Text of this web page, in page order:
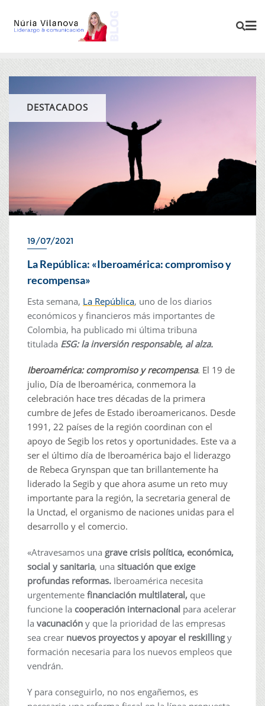
DESTACADOS
19/07/2021
La República: «Iberoamérica: compromiso y
recompensa»
Esta semana, La República, uno de los diarios
económicos y financieros más importantes de
Colombia, ha publicado mi última tribuna
titulada ESG: la inversión responsable, al alza.
Iberoamérica: compromiso y recompensa. El 19 de
julio, Día de Iberoamérica, conmemora la
celebración hace tres décadas de la primera
cumbre de Jefes de Estado iberoamericanos. Desde
1991, 22 países de la región coordinan con el
apoyo de Segib los retos y oportunidades. Este va a
ser el último día de Iberoamérica bajo el liderazgo
de Rebeca Grynspan que tan brillantemente ha
liderado la Segib y que ahora asume un reto muy
importante para la región, la secretaria general de
la Unctad, el organismo de naciones unidas para el
desarrollo y el comercio.
«Atravesamos una grave crisis política, económica,
social y sanitaria, una situación que exige
profundas reformas. Iberoamérica necesita
urgentemente financiación multilateral, que
funcione la cooperación internacional para acelerar
la vacunación y que la prioridad de las empresas
sea crear nuevos proyectos y apoyar el reskillingy
formación necesaria para los nuevos empleos que
vendrán.
Y para conseguirlo, no nos engañemos, es